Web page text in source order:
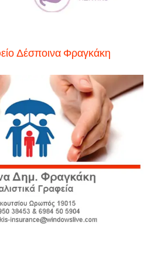
Δέσποινα Φραγκάκη